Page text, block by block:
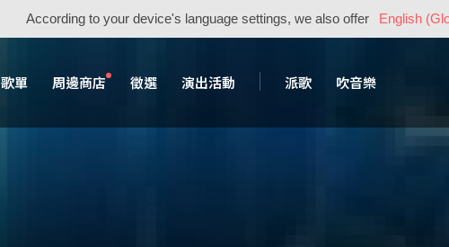
According to your device's language settings, we also offer English
歌單 周邊商店 徵選 演出活動 派歌 吹音樂